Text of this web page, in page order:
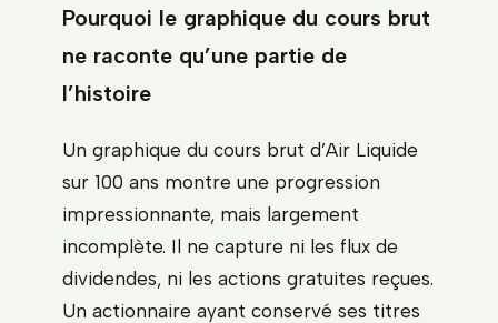
Pourquoi le graphique du cours brut
ne raconte qu’une partie de
l’histoire
Un graphique du cours brut d’Air Liquide
sur 100 ans montre une progression
impressionnante, mais largement
incomplète. Il ne capture ni les flux de
dividendes, ni les actions gratuites reçues.
Un actionnaire ayant conservé ses titres